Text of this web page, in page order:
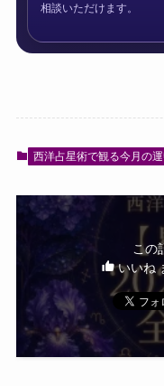
相談いただけます。
西洋占星術で観る今月の
この
いいね